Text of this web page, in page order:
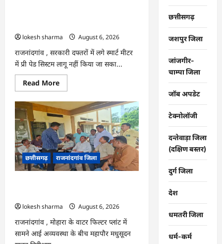
lokesh sharma
August 6, 2026
राजनांदगांव , सरकारी दफ्तरों में लगे स्मार्ट मीटर
में प्री पेड सिस्टम लागू नहीं किया जा सका...
Read MoreRead
more
राजनांदगांव
:
107
करोड़
बकाया,
प्री-
पेड
व्यवस्था
में
3
माह
कंपनी…
छत्तीसगढ़ राजनांदगांव जिला
lokesh sharma
August 6, 2026
राजनांदगांव , मोहारा के वाटर फिल्टर प्लांट में
सामने आई अव्यवस्था के बीच महापौर मधुसूदन
छत्तीसगढ़
जशपुर जिला
जांजगीर-
चाम्पा जिला
जॉब अपडेट
टेक्नोलॉजी
दन्तेवाड़ा जिला
(दक्षिण बस्तर)
दुर्ग जिला
देश
धमतरी जिला
धर्म-कर्म